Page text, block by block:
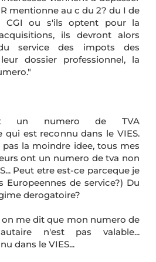
mentionne au c du 2? du I de
CGI ou s'ils optent pour la
ils devront alors
service des impots des
dossier professionnel, la
un numero de TVA
qui est reconnu dans le VIES.
la moindre idee, tous mes
ont un numero de tva non
Peut etre est-ce parceque je
Europeennes de service?) Du
derogatoire?
me dit que mon numero de
n'est pas valable...
dans le VIES...